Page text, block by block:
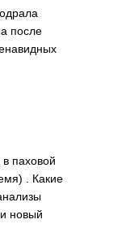
после
паховой
. Какие
новый